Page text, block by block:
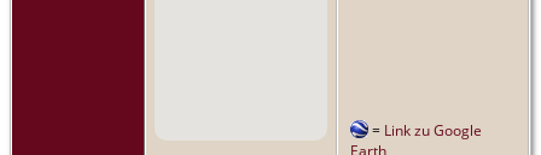
= Link zu Google
Earth